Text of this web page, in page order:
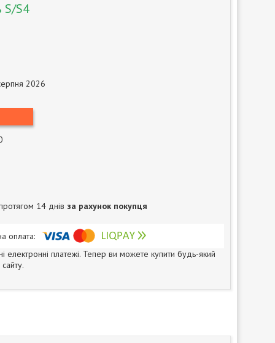
S/S4
2026
14 днів за рахунок покупця
електронні платежі. Тепер ви можете купити будь-який